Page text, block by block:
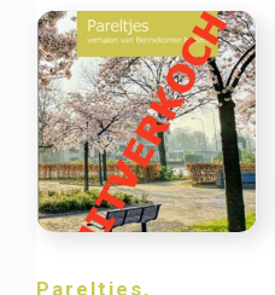
Pareltjes,